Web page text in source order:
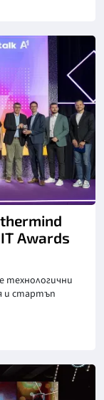
Awards
технологични
и стартъп